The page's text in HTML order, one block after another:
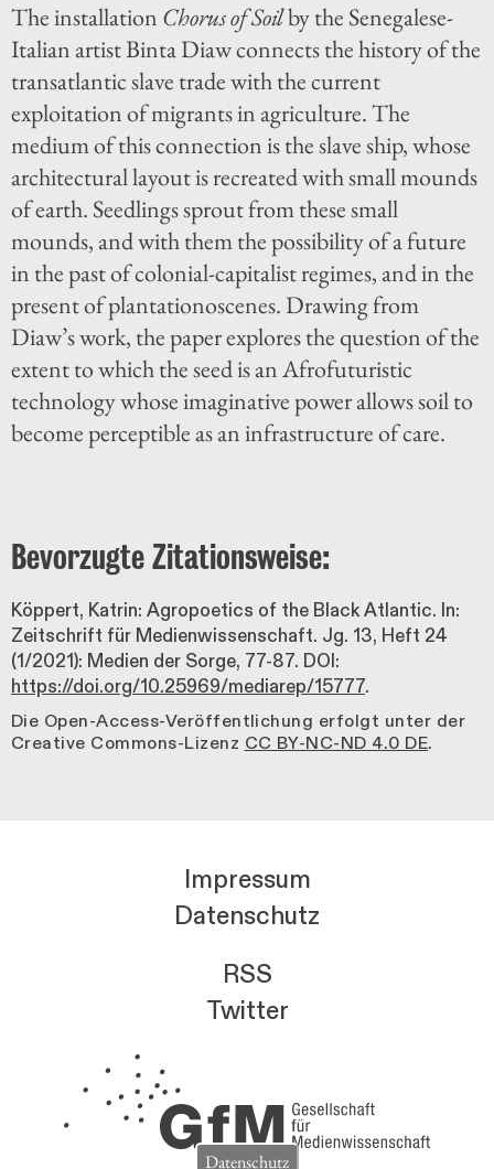
The installation Chorus of Soilby the Senegalese-
Italian artist Binta Diaw connects the history of the
transatlantic slave trade with the current
exploitation of migrants in agriculture. The
medium of this connection is the slave ship, whose
architectural layout is recreated with small mounds
of earth. Seedlings sprout from these small
mounds, and with them the possibility of a future
in the past of colonial-capitalist regimes, and in the
present of plantationoscenes. Drawing from
Diaw’s work, the paper explores the question of the
extent to which the seed is an Afrofuturistic
technology whose imaginative power allows soil to
become perceptible as an infrastructure of care.
Bevorzugte Zitationsweise:
Köppert, Katrin: Agropoetics of the Black Atlantic. In:
Zeitschrift für Medienwissenschaft. Jg. 13, Heft 24
(1/2021): Medien der Sorge, 77-87. DOI:
https://doi.org/10.25969/mediarep/15777.
Die Open-Access-Veröffentlichung erfolgt unter der
Creative Commons-Lizenz CC BY-NC-ND 4.0 DE.
Impressum
Datenschutz
RSS
Twitter
Datenschutz